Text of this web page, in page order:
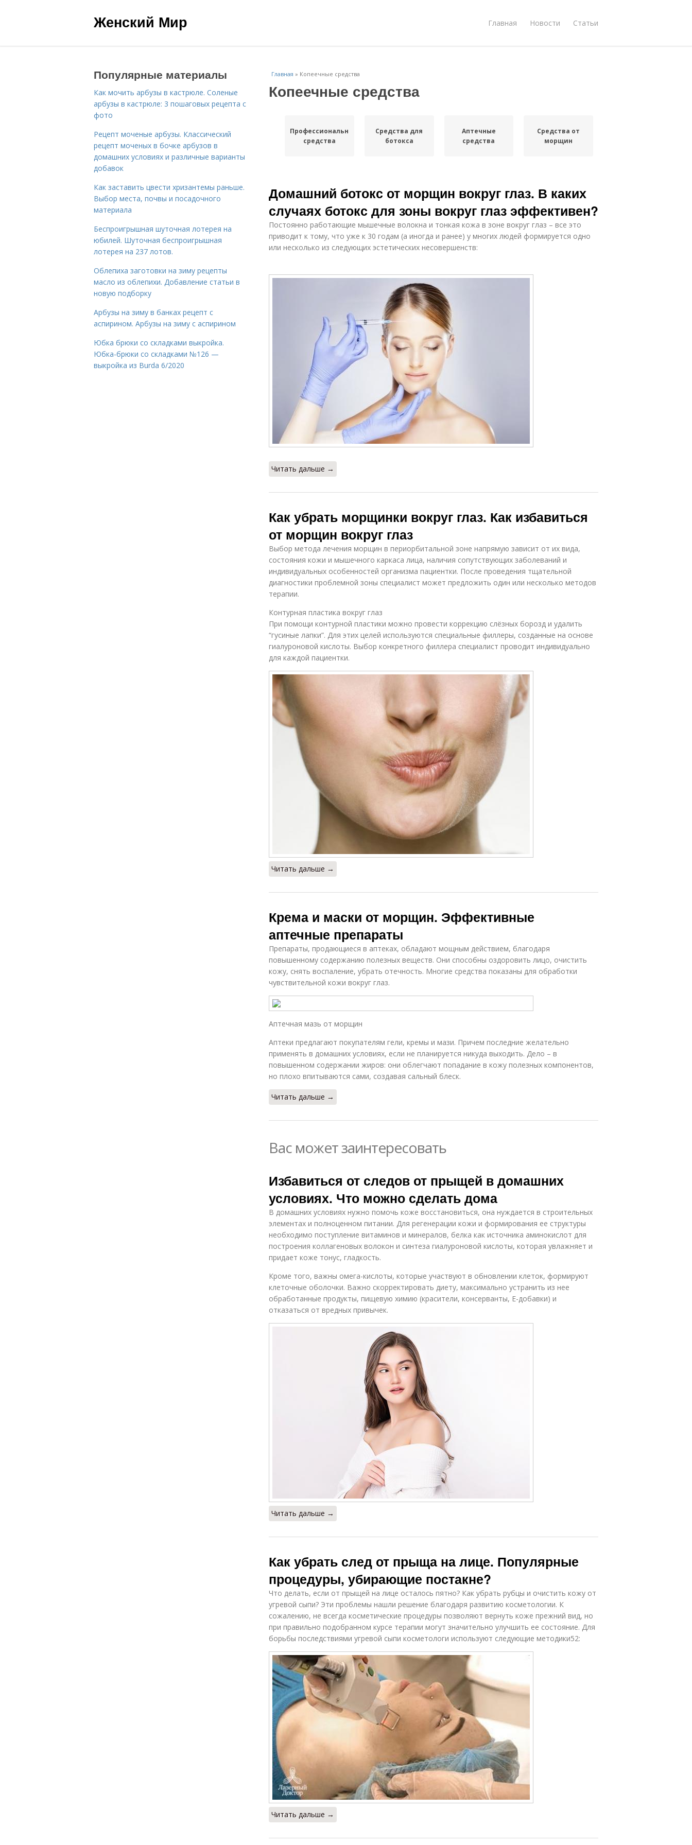
Женский Мир Главная Новости Статьи
Главная » Копеечные средства
Копеечные средства
Профессиональные
средства
Средства для
ботокса
Аптечные
средства
Средства от
морщин
Домашний ботокс от морщин вокруг глаз. В каких
случаях ботокс для зоны вокруг глаз эффективен?
Постоянно работающие мышечные волокна и тонкая кожа в зоне вокруг глаз – все это
приводит к тому, что уже к 30 годам (а иногда и ранее) у многих людей формируется одно
или несколько из следующих эстетических несовершенств:
Читать дальше →
Как убрать морщинки вокруг глаз. Как избавиться
от морщин вокруг глаз
Выбор метода лечения морщин в периорбитальной зоне напрямую зависит от их вида,
состояния кожи и мышечного каркаса лица, наличия сопутствующих заболеваний и
индивидуальных особенностей организма пациентки. После проведения тщательной
диагностики проблемной зоны специалист может предложить один или несколько методов
терапии.
Контурная пластика вокруг глаз
При помощи контурной пластики можно провести коррекцию слёзных борозд и удалить
“гусиные лапки”. Для этих целей используются специальные филлеры, созданные на основе
гиалуроновой кислоты. Выбор конкретного филлера специалист проводит индивидуально
для каждой пациентки.
Читать дальше →
Крема и маски от морщин. Эффективные
аптечные препараты
Препараты, продающиеся в аптеках, обладают мощным действием, благодаря
повышенному содержанию полезных веществ. Они способны оздоровить лицо, очистить
кожу, снять воспаление, убрать отечность. Многие средства показаны для обработки
чувствительной кожи вокруг глаз.
Аптечная мазь от морщин
Аптеки предлагают покупателям гели, кремы и мази. Причем последние желательно
применять в домашних условиях, если не планируется никуда выходить. Дело – в
повышенном содержании жиров: они облегчают попадание в кожу полезных компонентов,
но плохо впитываются сами, создавая сальный блеск.
Читать дальше →
Вас может заинтересовать
Избавиться от следов от прыщей в домашних
условиях. Что можно сделать дома
В домашних условиях нужно помочь коже восстановиться, она нуждается в строительных
элементах и полноценном питании. Для регенерации кожи и формирования ее структуры
необходимо поступление витаминов и минералов, белка как источника аминокислот для
построения коллагеновых волокон и синтеза гиалуроновой кислоты, которая увлажняет и
придает коже тонус, гладкость.
Кроме того, важны омега-кислоты, которые участвуют в обновлении клеток, формируют
клеточные оболочки. Важно скорректировать диету, максимально устранить из нее
обработанные продукты, пищевую химию (красители, консерванты, Е-добавки) и
отказаться от вредных привычек.
Читать дальше →
Как убрать след от прыща на лице. Популярные
процедуры, убирающие постакне?
Что делать, если от прыщей на лице осталось пятно? Как убрать рубцы и очистить кожу от
угревой сыпи? Эти проблемы нашли решение благодаря развитию косметологии. К
сожалению, не всегда косметические процедуры позволяют вернуть коже прежний вид, но
при правильно подобранном курсе терапии могут значительно улучшить ее состояние. Для
борьбы последствиями угревой сыпи косметологи используют следующие методики52:
Читать дальше →
Популярные материалы
Как мочить арбузы в кастрюле. Соленые
арбузы в кастрюле: 3 пошаговых рецепта с
фото
Рецепт моченые арбузы. Классический
рецепт моченых в бочке арбузов в
домашних условиях и различные варианты
добавок
Как заставить цвести хризантемы раньше.
Выбор места, почвы и посадочного
материала
Беспроигрышная шуточная лотерея на
юбилей. Шуточная беспроигрышная
лотерея на 237 лотов.
Облепиха заготовки на зиму рецепты
масло из облепихи. Добавление статьи в
новую подборку
Арбузы на зиму в банках рецепт с
аспирином. Арбузы на зиму с аспирином
Юбка брюки со складками выкройка.
Юбка-брюки со складками №126 —
выкройка из Burda 6/2020